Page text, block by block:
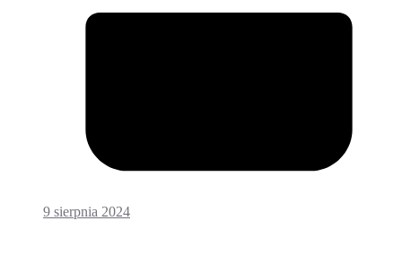
9 sierpnia 2024